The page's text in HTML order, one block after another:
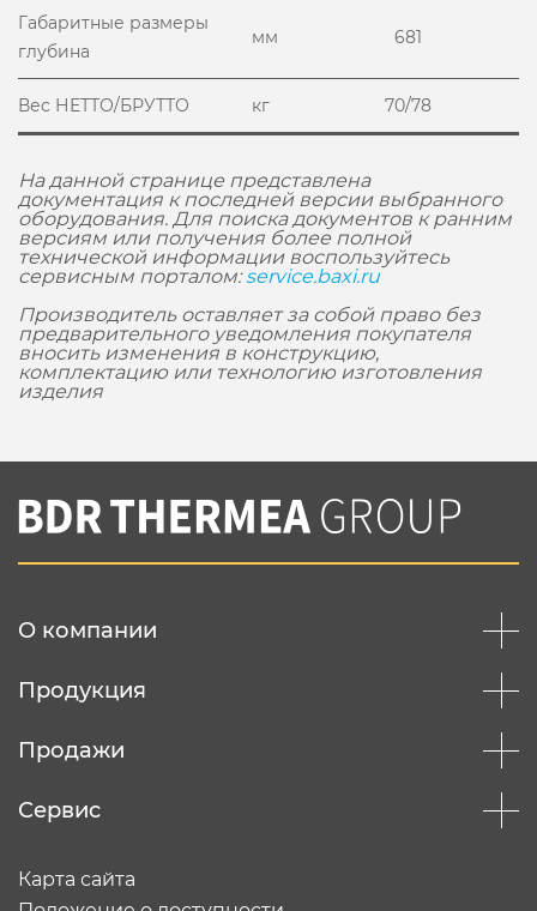
Габаритные размеры
глубина
мм 681
Вес НЕТТО/БРУТТО кг 70/78
На данной странице представлена
документация к последней версии выбранного
оборудования. Для поиска документов к ранним
версиям или получения более полной
технической информации воспользуйтесь
сервисным порталом:service.baxi.ru
Производитель оставляет за собой право без
предварительного уведомления покупателя
вносить изменения в конструкцию,
комплектацию или технологию изготовления
изделия
О компании
Продукция
Продажи
Сервис
Карта сайта